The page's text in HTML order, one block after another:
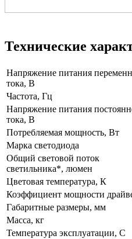
Технические
Напряжение питания
тока, В
Частота, Гц
Напряжение питания
тока, В
Потребляемая мощность, Вт
Марка светодиода
Общий световой поток
светильника*, люмен
Цветовая температура, К
Коэффициент мощности
Габаритные размеры, мм
Масса, кг
Температура эксплуатации, С